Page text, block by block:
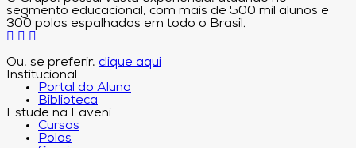
segmento educacional, com mais de 500 mil alunos e
300 polos espalhados em todo o Brasil.
Ou, se preferir, clique aqui
Institucional
Portal do Aluno
Biblioteca
Estude na Faveni
Cursos
Polos